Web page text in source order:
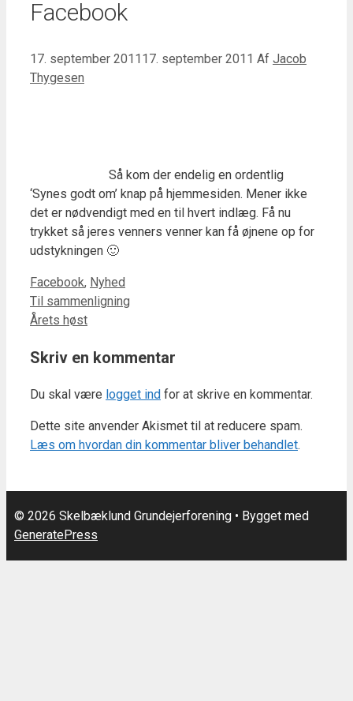
Facebook
17. september 201117. september 2011 Af Jacob
Thygesen
Så kom der endelig en ordentlig
‘Synes godt om’ knap på hjemmesiden. Mener ikke
det er nødvendigt med en til hvert indlæg. Få nu
trykket så jeres venners venner kan få øjnene op for
udstykningen 🙂
Kategorier
Facebook, Nyhed
Til sammenligning
Årets høst
Skriv en kommentar
Du skal være logget ind for at skrive en kommentar.
Dette site anvender Akismet til at reducere spam.
Læs om hvordan din kommentar bliver behandlet.
© 2026 Skelbæklund Grundejerforening • Bygget med
GeneratePress